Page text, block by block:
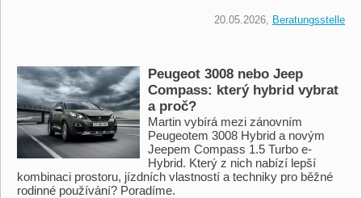
20.05.2026, Beratungsstelle
Peugeot 3008 nebo Jeep
Compass: který hybrid vybrat
a proč?
Martin vybírá mezi zánovním
Peugeotem 3008 Hybrid a novým
Jeepem Compass 1.5 Turbo e-
Hybrid. Který z nich nabízí lepší
kombinaci prostoru, jízdních vlastností a techniky pro běžné
rodinné používání? Poradíme.